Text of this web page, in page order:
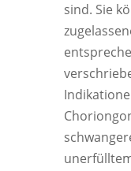
sind. Sie